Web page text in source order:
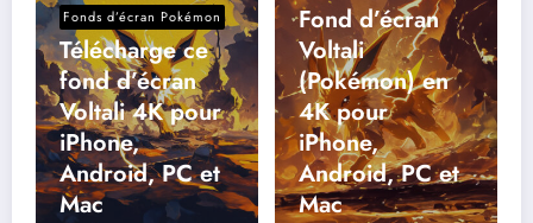
Fonds d’écran Pokémon
Télécharge ce
fond d’écran
Voltali 4K pour
iPhone,
Android, PC et
Mac
Fond d’écran
Voltali
(Pokémon) en
4K pour
iPhone,
Android, PC et
Mac